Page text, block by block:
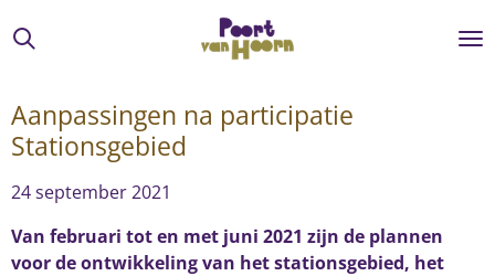
direct
de
hoofdinhoud
Aanpassingen na participatie
Stationsgebied
24 september 2021
Van februari tot en met juni 2021 zijn de plannen
voor de ontwikkeling van het stationsgebied, het